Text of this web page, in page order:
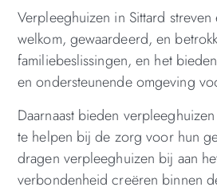
Verpleeghuizen in Sittard
welkom, gewaardeerd, en
familiebeslissingen, en het
en ondersteunende omgeving
Daarnaast bieden
te helpen bij de zorg voor hun
dragen verpleeghuizen bij aan
verbondenheid creëren binnen